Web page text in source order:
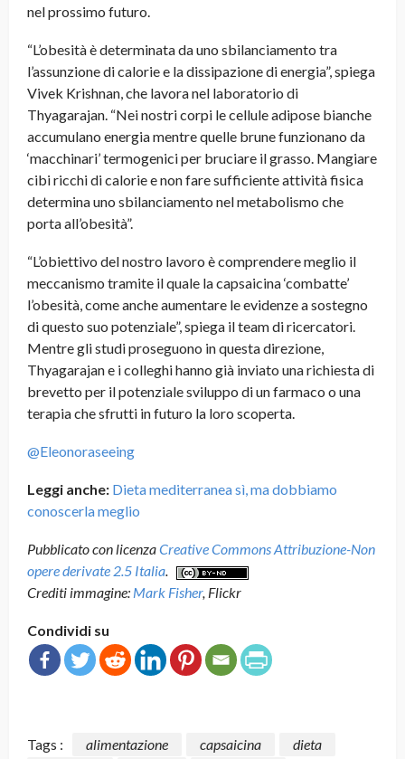
nel prossimo futuro.
“L’obesità è determinata da uno sbilanciamento tra
l’assunzione di calorie e la dissipazione di energia”, spiega
Vivek Krishnan, che lavora nel laboratorio di
Thyagarajan. “Nei nostri corpi le cellule adipose bianche
accumulano energia mentre quelle brune funzionano da
‘macchinari’ termogenici per bruciare il grasso. Mangiare
cibi ricchi di calorie e non fare sufficiente attività fisica
determina uno sbilanciamento nel metabolismo che
porta all’obesità”.
“L’obiettivo del nostro lavoro è comprendere meglio il
meccanismo tramite il quale la capsaicina ‘combatte’
l’obesità, come anche aumentare le evidenze a sostegno
di questo suo potenziale”, spiega il team di ricercatori.
Mentre gli studi proseguono in questa direzione,
Thyagarajan e i colleghi hanno già inviato una richiesta di
brevetto per il potenziale sviluppo di un farmaco o una
terapia che sfrutti in futuro la loro scoperta.
@Eleonoraseeing
Leggi anche: Dieta mediterranea sì, ma dobbiamo
conoscerla meglio
Pubblicato con licenzaCreative Commons Attribuzione-Non
opere derivate 2.5 Italia.
Crediti immagine: Mark Fisher, Flickr
Condividi su
Tags : alimentazione capsaicina
dieta